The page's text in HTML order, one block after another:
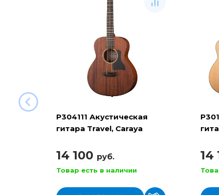
P304111 Акустическая
гитара Travel, Caraya
14 100 руб.
Товар есть в наличии
14